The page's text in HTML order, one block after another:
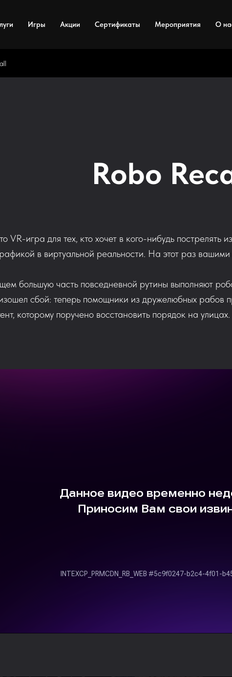
Игры Акции Сертификаты Мероприятия О
Robo
VR-игра для тех, кто хочет в кого-нибудь пострелять
в виртуальной реальности. На этот раз
большую часть повседневной рутины выполняют
сбой: теперь помощники из дружелюбных
которому поручено восстановить порядок на улицах.